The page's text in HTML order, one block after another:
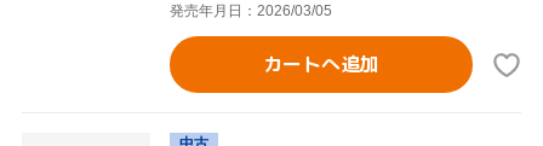
発売年月日：2026/03/05
カートへ追加